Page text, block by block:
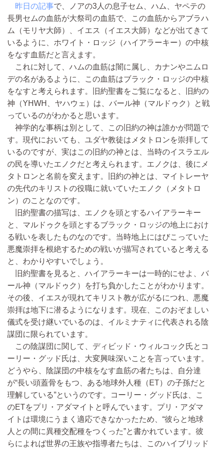
昨日の記事で、ノアの3人の息子セム、ハム、ヤペテの
長男セムの血筋が大祭司の血筋で、この血筋からアブラハ
ム（モリヤ大師）、イエス（イエス大師）などが出てきて
いるように、ホワイト・ロッジ（ハイアラーキー）の中核
をなす血筋だと言えます。
これに対して、ハムの血筋は闇に属し、カナンやニムロ
デの名があるように、この血筋はブラック・ロッジの中核
をなすと考えられます。旧約聖書をご覧になると、旧約の
神（YHWH、ヤハウェ）は、バール神（マルドゥク）と戦
っているのがわかると思います。
神学的な事柄は別として、この旧約の神は誰かが問題で
す。現代においても、ユダヤ教徒はメタトロンを崇拝して
いるのですが、実はこの旧約の神とは、当時のイスラエル
の民を導いたエノクだと考えられます。エノクは、後にメ
タトロンと名前を変えます。旧約の神とは、マイトレーヤ
の先代のキリストの役職に就いていたエノク（メタトロ
ン）のことなのです。
旧約聖書の描写は、エノクを頭とするハイアラーキー
と、マルドゥクを頭とするブラック・ロッジの地上におけ
る戦いを表したものなのです。当時地上にはびこっていた
悪魔崇拝を根絶するための戦いが描写されていると考える
と、わかりやすいでしょう。
旧約聖書を見ると、ハイアラーキーは一時的にせよ、バ
ール神（マルドゥク）を打ち負かしたことがわかります。
その後、イエスが現れてキリスト教が広がるにつれ、悪魔
崇拝は地下に潜るようになります。現在、このおぞましい
儀式を受け継いでいるのは、イルミナティに代表される陰
謀団に限られています。
この陰謀団に関して、ディビッド・ウィルコック氏とコ
ーリー・グッド氏は、大変興味深いことを言っています。
どうやら、陰謀団の中核をなす血筋の者たちは、自分達
が“長い頭蓋骨をもつ、ある地球外人種（ET）の子孫だと
理解している”というのです。コーリー・グッド氏は、こ
のETをプリ・アダマイトと呼んでいます。プリ・アダマ
イトは環境にうまく適応できなかったため、“彼らと地球
人との間に異種交配種をつくった”と書かれています。彼
らによれば世界の王族や指導者たちは、このハイブリッド